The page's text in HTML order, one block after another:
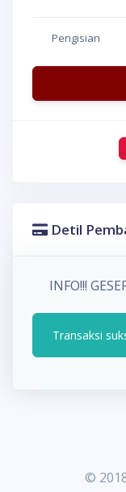
Pengisian
Detil
INFO!!!
Transaksi
©